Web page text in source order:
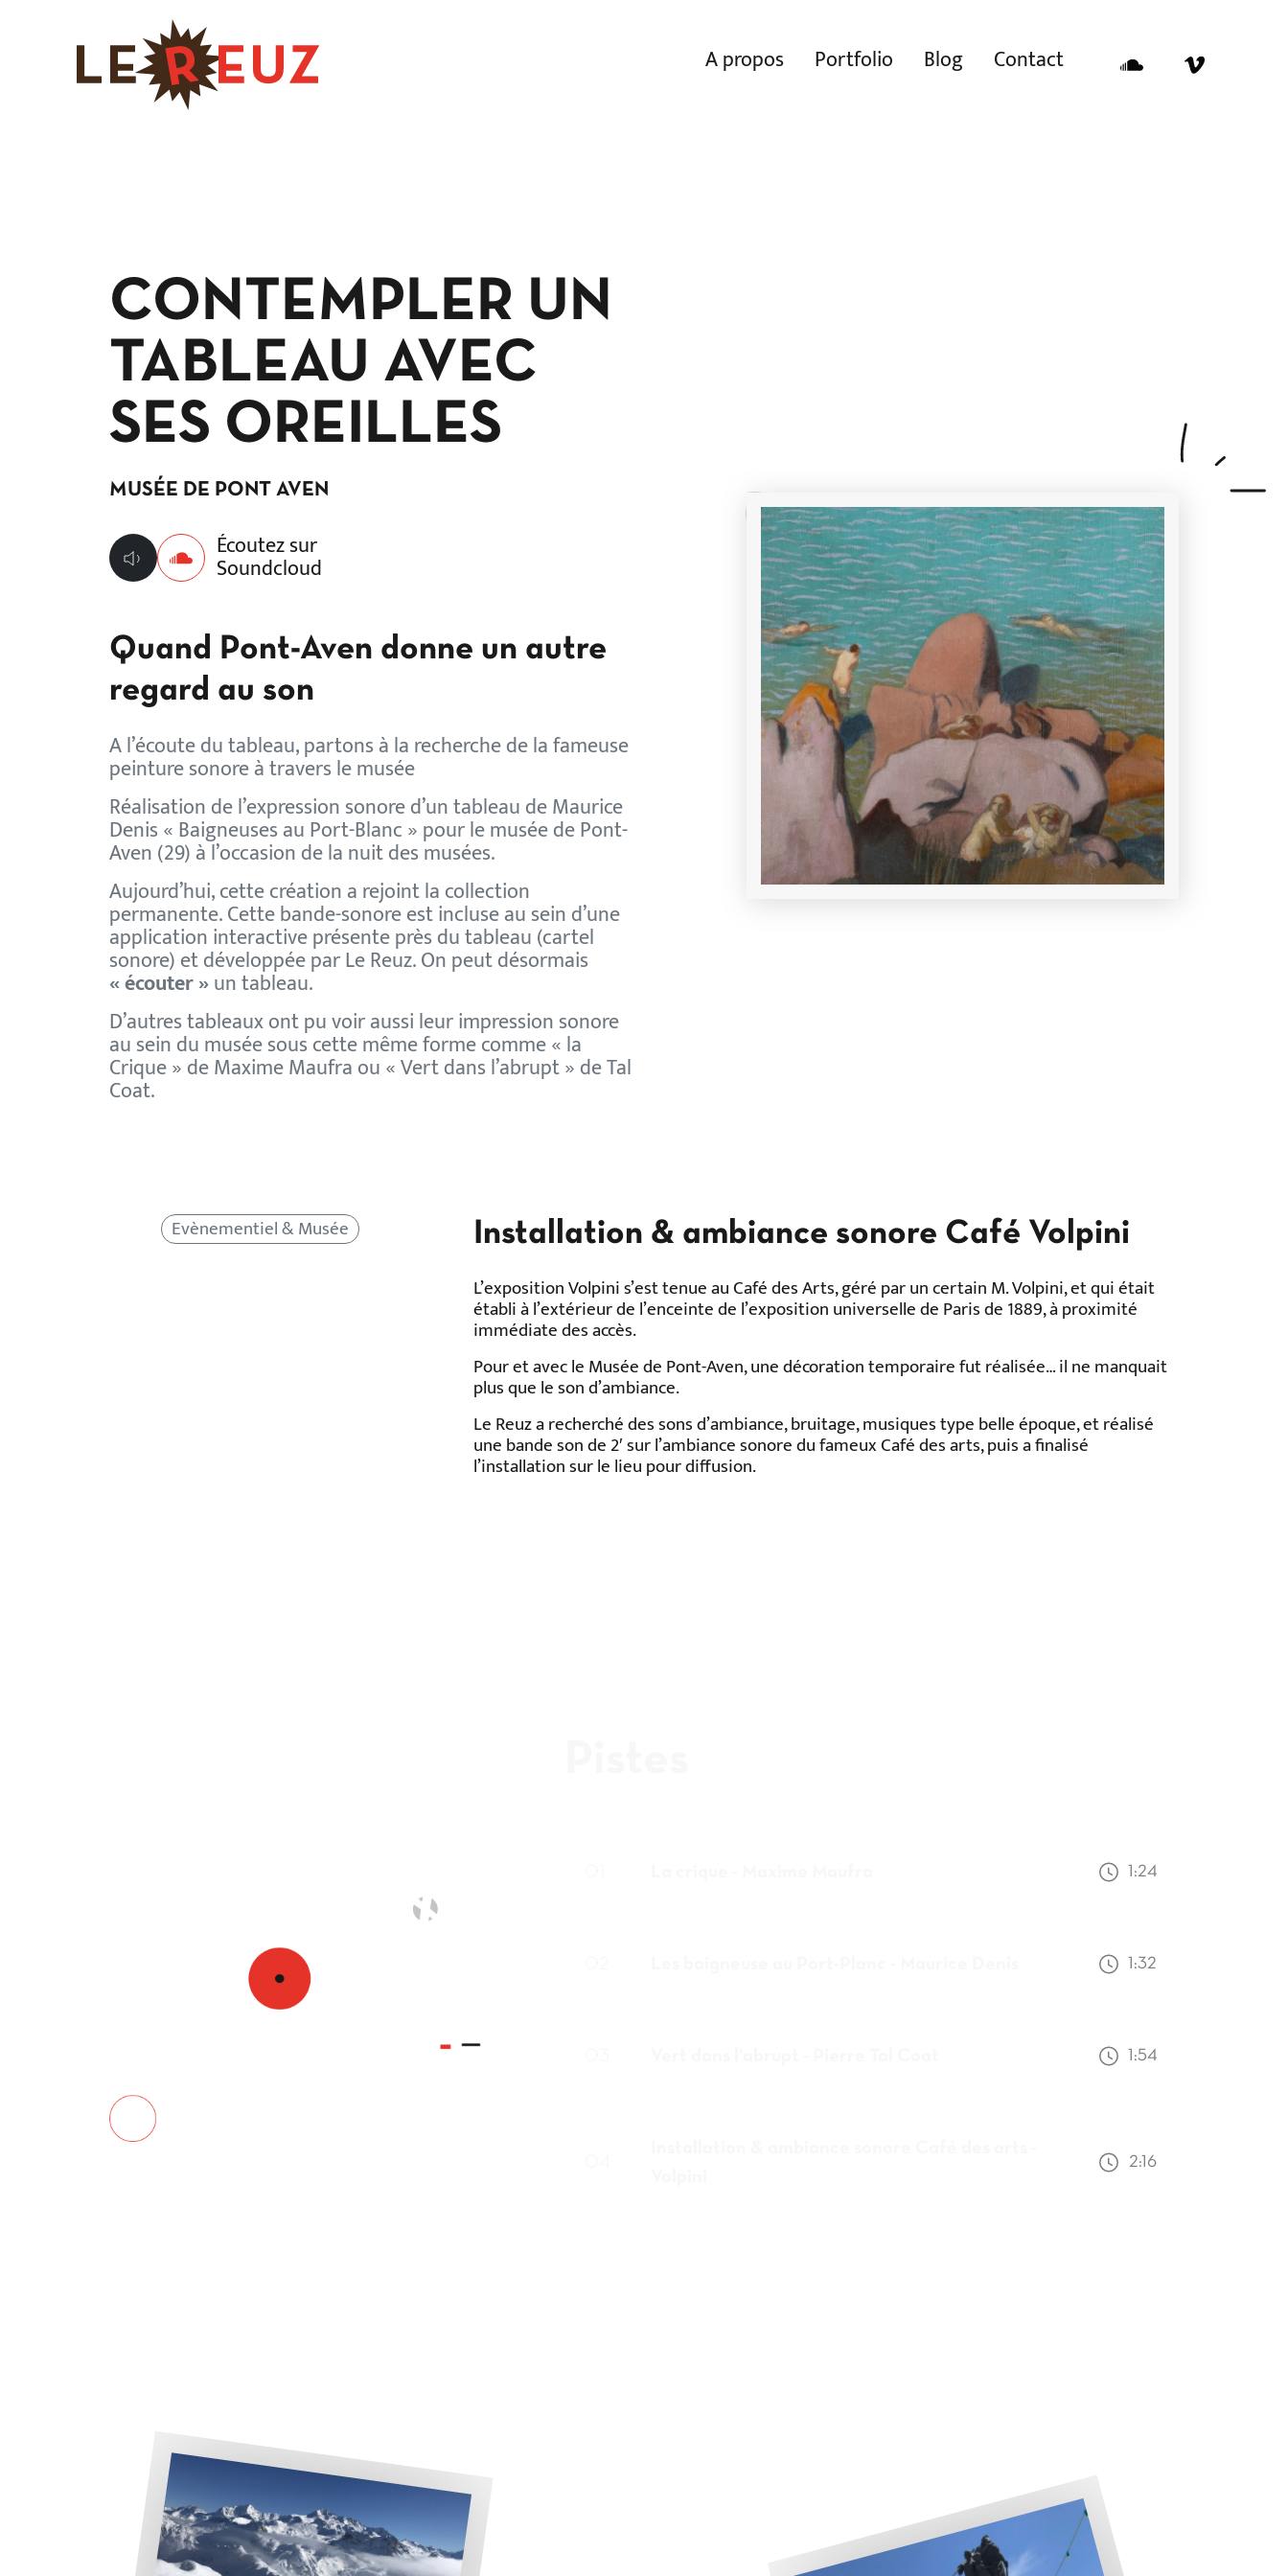
A propos Portfolio Blog
Contact
CONTEMPLER UN
TABLEAU AVEC
SES OREILLES
MUSÉE DE PONT AVEN
Lecture Écoutez sur
Soundcloud
Quand Pont-Aven donne un autre
regard au son
A l’écoute du tableau, partons à la recherche de la fameuse
peinture sonore à travers le musée
Réalisation de l’expression sonore d’un tableau de Maurice
Denis « Baigneuses au Port-Blanc » pour le musée de Pont-
Aven (29) à l’occasion de la nuit des musées.
Aujourd’hui, cette création a rejoint la collection
permanente. Cette bande-sonore est incluse au sein d’une
application interactive présente près du tableau (cartel
sonore) et développée par Le Reuz. On peut désormais
« écouter »un tableau.
D’autres tableaux ont pu voir aussi leur impression sonore
au sein du musée sous cette même forme comme « la
Crique » de Maxime Maufra ou « Vert dans l’abrupt » de Tal
Coat.
Evènementiel & Musée Installation & ambiance sonore Café Volpini
L’exposition Volpini s’est tenue au Café des Arts, géré par un certain M. Volpini, et qui était
établi à l’extérieur de l’enceinte de l’exposition universelle de Paris de 1889, à proximité
immédiate des accès.
Pour et avec le Musée de Pont-Aven, une décoration temporaire fut réalisée… il ne manquait
plus que le son d’ambiance.
Le Reuz a recherché des sons d’ambiance, bruitage, musiques type belle époque, et réalisé
une bande son de 2′ sur l’ambiance sonore du fameux Café des arts, puis a finalisé
l’installation sur le lieu pour diffusion.
1:24
1:32
1:54
2:16